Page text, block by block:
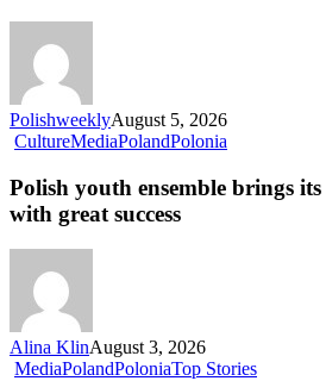
PolishweeklyAugust 5, 2026
CultureMediaPolandPolonia
Polish youth ensemble brings
with great success
Alina KlinAugust 3, 2026
MediaPolandPoloniaTop Stories